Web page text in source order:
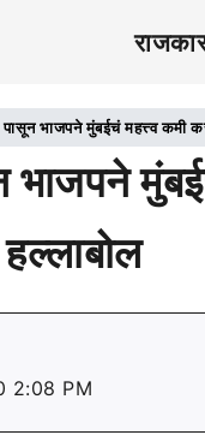
भाजपने मुंबईचं महत्त्व कमी
2:08 PM